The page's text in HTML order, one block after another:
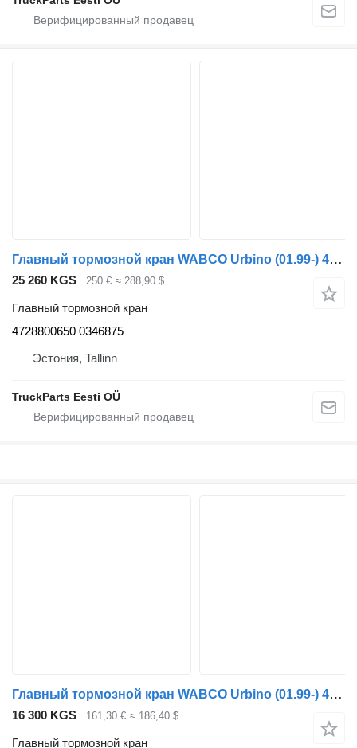
Главный тормозной кран WABCO Urbino (01.99-) 4728800650 для автобуса Solaris Urbino, Alpino, Vacanza (1999-)
25 260 KGS 250 € ≈ 288,90 $
Главный тормозной кран
4728800650 0346875
Эстония, Tallinn
TruckParts Eesti OÜ
Главный тормозной кран WABCO Urbino (01.99-) 4802020070 для автобуса Solaris Urbino, Alpino, Vacanza (1999-)
16 300 KGS 161,30 € ≈ 186,40 $
Главный тормозной кран